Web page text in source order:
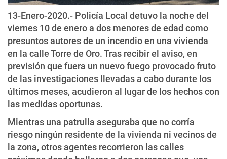
13-Enero-2020.- Policía Local detuvo la noche del
viernes 10 de enero a dos menores de edad como
presuntos autores de un incendio en una vivienda
en la calle Torre de Oro. Tras recibir el aviso, en
previsión que fuera un nuevo fuego provocado fruto
de las investigaciones llevadas a cabo durante los
últimos meses, acudieron al lugar de los hechos con
las medidas oportunas.
Mientras una patrulla aseguraba que no corría
riesgo ningún residente de la vivienda ni vecinos de
la zona, otros agentes recorrieron las calles